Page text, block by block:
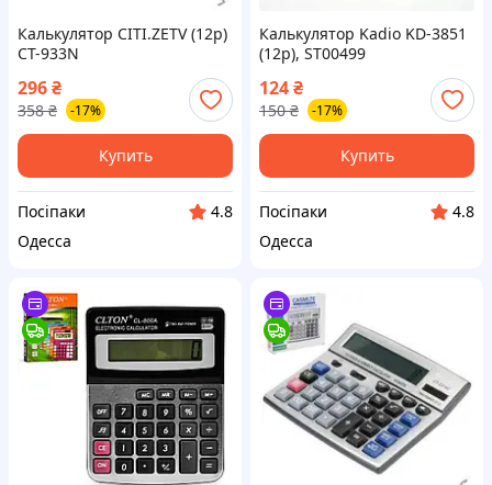
Калькулятор CITI.ZETV (12р)
CT-933N
296₴
358 ₴ -17%
Купить
Посіпаки
4.8
Одесса
Калькулятор Kadio KD-3851
(12р), ST00499
124₴
150 ₴ -17%
Купить
Посіпаки
4.8
Одесса